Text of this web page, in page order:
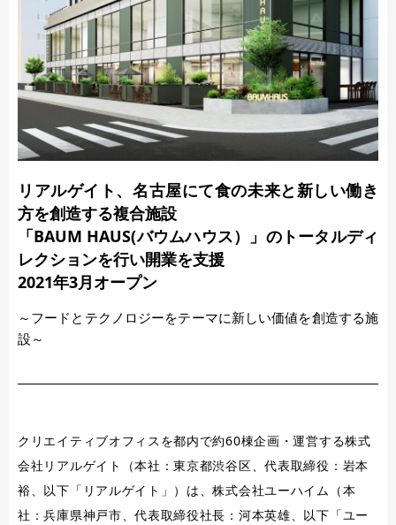
リアルゲイト、名古屋にて食の未来と新しい働き
方を創造する複合施設
「BAUM HAUS(バウムハウス）」のトータルディ
レクションを行い開業を支援
2021年3月オープン
～フードとテクノロジーをテーマに新しい価値を創造する施
設～
クリエイティブオフィスを都内で約60棟企画・運営する株式
会社リアルゲイト（本社：東京都渋谷区、代表取締役：岩本
裕、以下「リアルゲイト」）は、株式会社ユーハイム（本
社：兵庫県神戸市、代表取締役社長：河本英雄、以下「ユー